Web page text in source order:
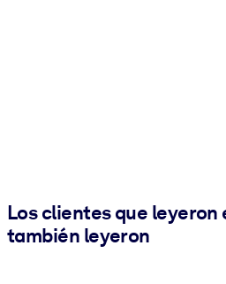
Los clientes que leyeron
también leyeron